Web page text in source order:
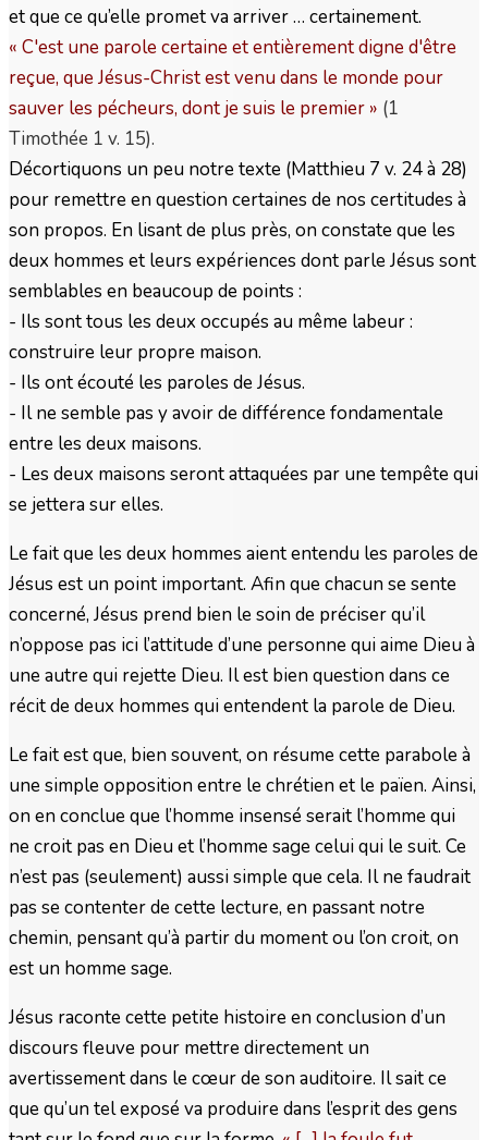
et que ce qu’elle promet va arriver … certainement.
« C'est une parole certaine et entièrement digne d'être
reçue, que Jésus-Christ est venu dans le monde pour
sauver les pécheurs, dont je suis le premier » (1
Timothée 1 v. 15).
Décortiquons un peu notre texte (Matthieu 7 v. 24 à 28)
pour remettre en question certaines de nos certitudes à
son propos. En lisant de plus près, on constate que les
deux hommes et leurs expériences dont parle Jésus sont
semblables en beaucoup de points :
- Ils sont tous les deux occupés au même labeur :
construire leur propre maison.
- Ils ont écouté les paroles de Jésus.
- Il ne semble pas y avoir de différence fondamentale
entre les deux maisons.
- Les deux maisons seront attaquées par une tempête qui
se jettera sur elles.
Le fait que les deux hommes aient entendu les paroles de
Jésus est un point important. Afin que chacun se sente
concerné, Jésus prend bien le soin de préciser qu’il
n’oppose pas ici l’attitude d’une personne qui aime Dieu à
une autre qui rejette Dieu. Il est bien question dans ce
récit de deux hommes qui entendent la parole de Dieu.
Le fait est que, bien souvent, on résume cette parabole à
une simple opposition entre le chrétien et le païen. Ainsi,
on en conclue que l’homme insensé serait l’homme qui
ne croit pas en Dieu et l’homme sage celui qui le suit. Ce
n’est pas (seulement) aussi simple que cela. Il ne faudrait
pas se contenter de cette lecture, en passant notre
chemin, pensant qu’à partir du moment ou l’on croit, on
est un homme sage.
Jésus raconte cette petite histoire en conclusion d’un
discours fleuve pour mettre directement un
avertissement dans le cœur de son auditoire. Il sait ce
que qu’un tel exposé va produire dans l’esprit des gens